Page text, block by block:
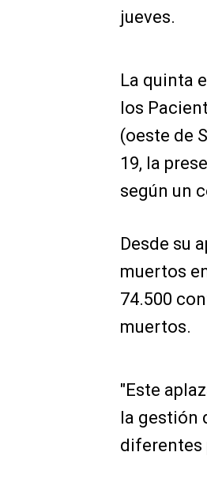
jueves.
La quinta
los
(oeste de
19, la
según un
Desde su
muertos
74.500
muertos.
"Este
la gestión
diferentes